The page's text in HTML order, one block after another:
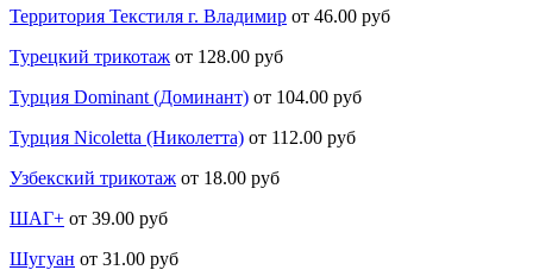
Территория Текстиля г. Владимир от 46.00 руб
Турецкий трикотаж от 128.00 руб
Турция Dominant (Доминант) от 104.00 руб
Турция Nicoletta (Николетта) от 112.00 руб
Узбекский трикотаж от 18.00 руб
ШАГ+ от 39.00 руб
Шугуан от 31.00 руб